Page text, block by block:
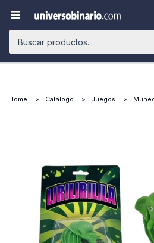

Home Catálogo Juegos